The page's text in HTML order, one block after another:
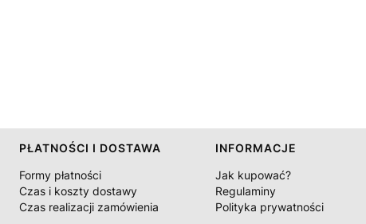
PŁATNOŚCI I DOSTAWA
Formy płatności
Czas i koszty dostawy
Czas realizacji zamówienia
INFORMACJE
Jak kupować?
Regulaminy
Polityka prywatności